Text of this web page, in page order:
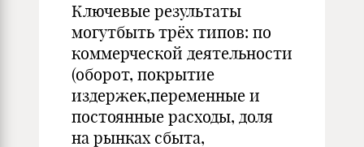
Ключевые результаты
могутбыть трёх типов: по
коммерческой деятельности
(оборот, покрытие
издержек,переменные и
постоянные расходы, доля
на рынках сбыта,